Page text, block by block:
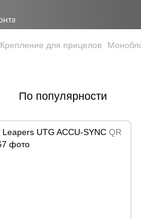
Крепление для прицелов
По популярности